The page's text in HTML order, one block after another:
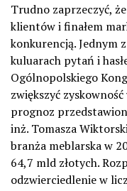
Trudno zaprzeczyć,
klientów i finałem
konkurencją. Jednym
kuluarach pytań i
Ogólnopolskiego
zwiększyć
prognoz
inż. Tomasza
branża meblarska w
64,7 mld złotych.
odzwierciedlenie w